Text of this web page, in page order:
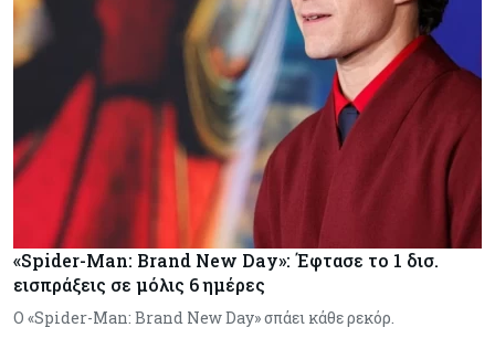
«Spider-Man: Brand New Day»: Έφτασε το 1 δισ.
εισπράξεις σε μόλις 6 ημέρες
Ο «Spider-Man: Brand New Day» σπάει κάθε ρεκόρ.